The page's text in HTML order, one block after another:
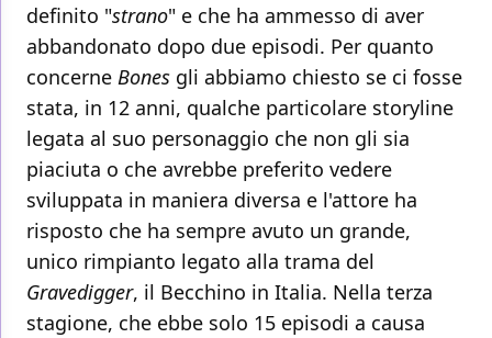
definito "strano" e che ha ammesso di aver
abbandonato dopo due episodi. Per quanto
concerne Bones gli abbiamo chiesto se ci fosse
stata, in 12 anni, qualche particolare storyline
legata al suo personaggio che non gli sia
piaciuta o che avrebbe preferito vedere
sviluppata in maniera diversa e l'attore ha
risposto che ha sempre avuto un grande,
unico rimpianto legato alla trama del
Gravedigger, il Becchino in Italia. Nella terza
stagione, che ebbe solo 15 episodi a causa